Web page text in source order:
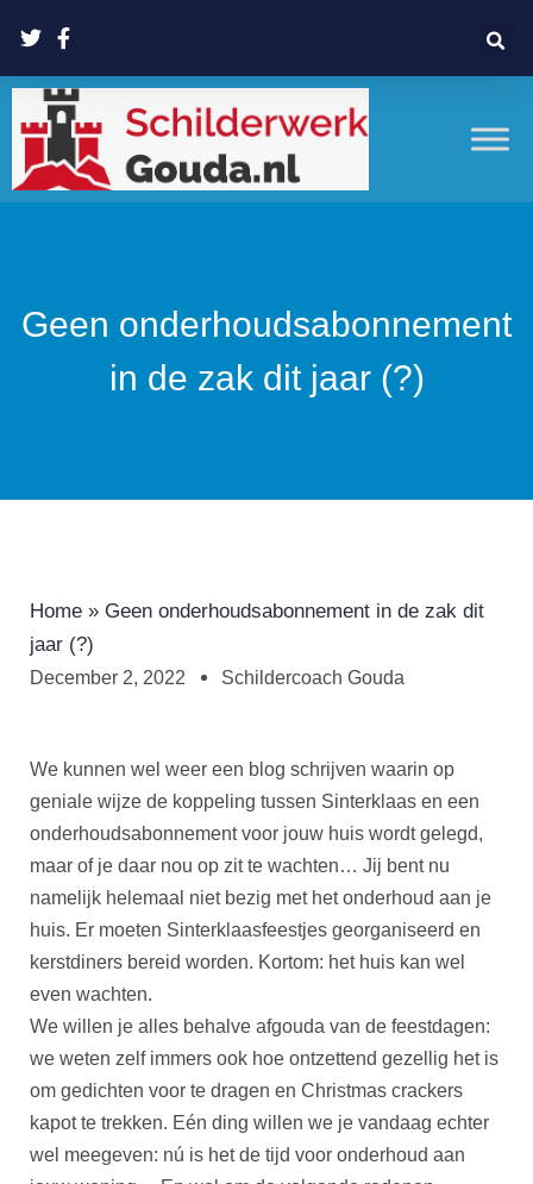
Geen onderhoudsabonnement
in de zak dit jaar (?)
Home » Geen onderhoudsabonnement in de zak dit
jaar (?)
December 2, 2022 Schildercoach Gouda
We kunnen wel weer een blog schrijven waarin op
geniale wijze de koppeling tussen Sinterklaas en een
onderhoudsabonnement voor jouw huis wordt gelegd,
maar of je daar nou op zit te wachten… Jij bent nu
namelijk helemaal niet bezig met het onderhoud aan je
huis. Er moeten Sinterklaasfeestjes georganiseerd en
kerstdiners bereid worden. Kortom: het huis kan wel
even wachten.
We willen je alles behalve afgouda van de feestdagen:
we weten zelf immers ook hoe ontzettend gezellig het is
om gedichten voor te dragen en Christmas crackers
kapot te trekken. Eén ding willen we je vandaag echter
wel meegeven: nú is het de tijd voor onderhoud aan